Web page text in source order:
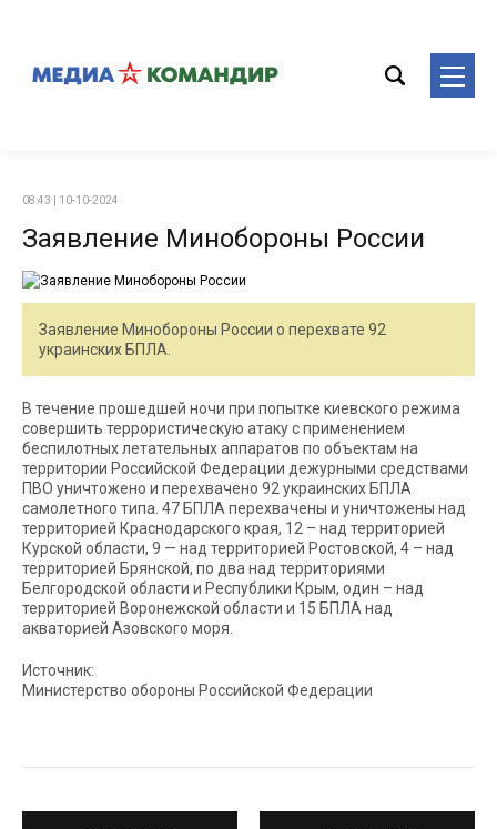
08:43 | 10-10-2024
Заявление Минобороны России
Заявление Минобороны России о перехвате 92
украинских БПЛА.
В течение прошедшей ночи при попытке киевского режима
совершить террористическую атаку с применением
беспилотных летательных аппаратов по объектам на
территории Российской Федерации дежурными средствами
ПВО уничтожено и перехвачено 92 украинских БПЛА
самолетного типа. 47 БПЛА перехвачены и уничтожены над
территорией Краснодарского края, 12 – над территорией
Курской области, 9 — над территорией Ростовской, 4 – над
территорией Брянской, по два над территориями
Белгородской области и Республики Крым, один – над
территорией Воронежской области и 15 БПЛА над
акваторией Азовского моря.
Источник:
Министерство обороны Российской Федерации